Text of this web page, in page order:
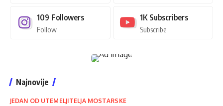
109 Followers
Follow
1K Subscribers
Subscribe
Najnovije
JEDAN OD UTEMELJITELJA MOSTARSKE